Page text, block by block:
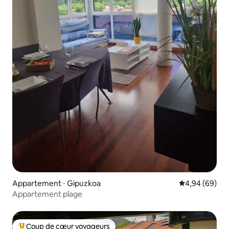
Appartement ⋅ Gipuzkoa Évaluation
4,94 (69)
Appartement plage
Coup de cœur voyageurs